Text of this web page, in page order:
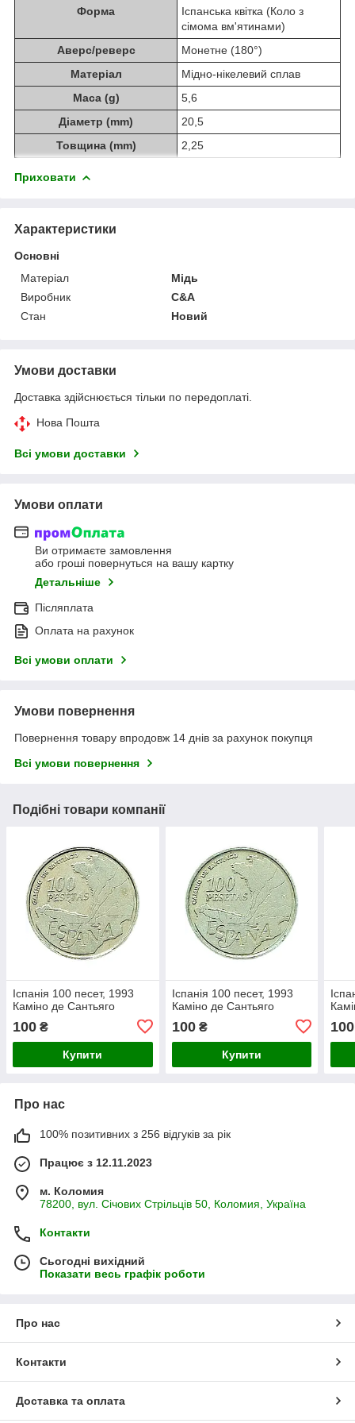
Форма
Іспанська квітка (Коло з
сімома вм'ятинами)
Аверс/реверс
Монетне (180°)
Матеріал
Мідно-нікелевий сплав
Маса (g)
5,6
Діаметр (mm)
20,5
Товщина (mm)
2,25
Приховати
Характеристики
Основні
Матеріал
Мідь
Виробник
C&A
Стан
Новий
Умови доставки
Доставка здійснюється тільки по передоплаті.
Нова Пошта
Всі умови доставки
Умови оплати
Ви отримаєте замовлення
або гроші повернуться на вашу картку
Детальніше
Післяплата
Оплата на рахунок
Всі умови оплати
Умови повернення
Повернення товару впродовж 14 днів за рахунок покупця
Всі умови повернення
Подібні товари компанії
Іспанія 100 песет, 1993
Каміно де Сантьяго
100 ₴
Купити
Іспанія 100 песет, 1993
Каміно де Сантьяго
100₴
Купити
100
Про нас
100% позитивних з 256 відгуків за рік
Працює з 12.11.2023
м. Коломия
78200, вул. Січових Стрільців 50, Коломия, Україна
Контакти
Сьогодні вихідний
Показати весь графік роботи
Про нас
Контакти
Доставка та оплата